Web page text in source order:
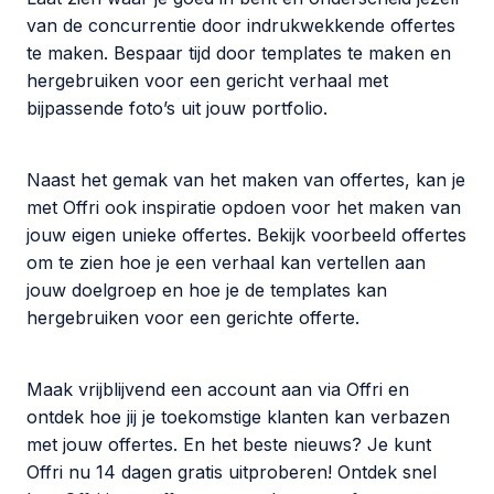
van de concurrentie door indrukwekkende offertes
te maken. Bespaar tijd door templates te maken en
hergebruiken voor een gericht verhaal met
bijpassende foto’s uit jouw portfolio.
Naast het gemak van het maken van offertes, kan je
met Offri ook inspiratie opdoen voor het maken van
jouw eigen unieke offertes. Bekijk voorbeeld offertes
om te zien hoe je een verhaal kan vertellen aan
jouw doelgroep en hoe je de templates kan
hergebruiken voor een gerichte offerte.
Maak vrijblijvend een account aan via Offri en
ontdek hoe jij je toekomstige klanten kan verbazen
met jouw offertes. En het beste nieuws? Je kunt
Offri nu 14 dagen gratis uitproberen! Ontdek snel